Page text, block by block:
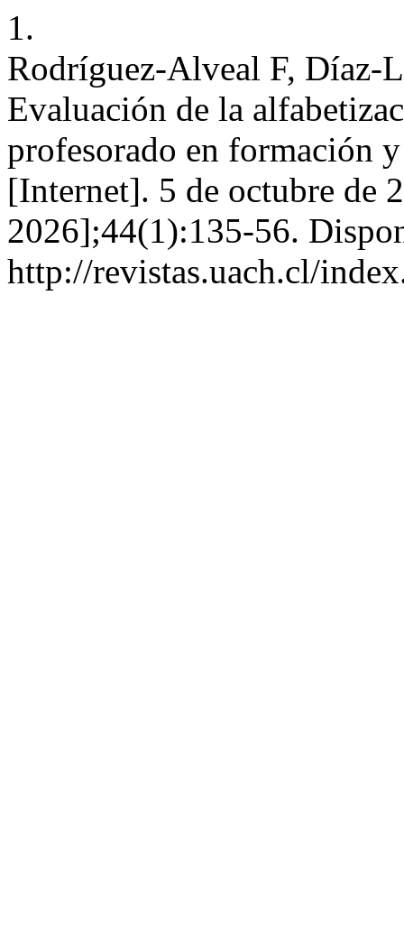
1.
Rodríguez-Alveal F, Díaz-
Evaluación de la
profesorado en formación
[Internet]. 5 de octubre de
2026];44(1):135-56.
http://revistas.uach.cl/